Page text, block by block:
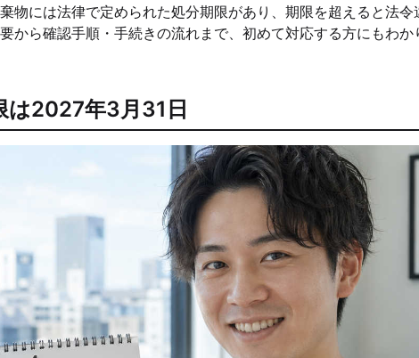
物には法律で定められた処分期限があり、期限を超えると法令
から確認手順・手続きの流れまで、初めて対応する方にもわか
は2027年3月31日